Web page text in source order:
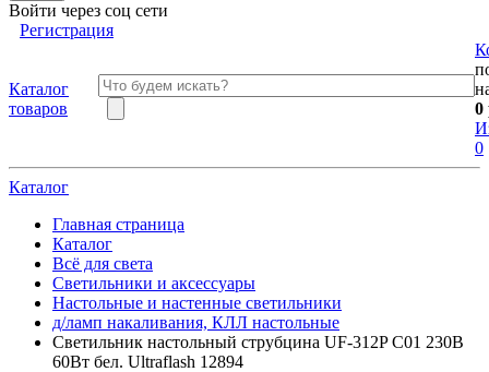
Войти через соц сети
Регистрация
Каталог
товаров
0
0
Каталог
Главная страница
Каталог
Всё для света
Светильники и аксессуары
Настольные и настенные светильники
д/ламп накаливания, КЛЛ настольные
Светильник настольный струбцина UF-312P С01 230В
60Вт бел. Ultraflash 12894